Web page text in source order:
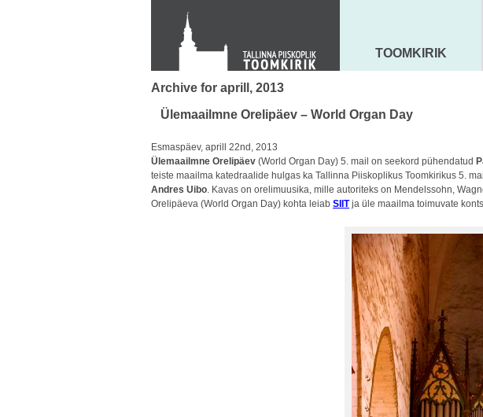
KONTAKT
Toom-Kooli 6, 10130 TALLINN
tallinna.toom@eelk.ee
MAARJA KIRIK
TOOMKIRIK
Archive for aprill, 2013
Ülemaailmne Orelipäev – World Organ Day
Esmaspäev, aprill 22nd, 2013
Ülemaailmne Orelipäev (World Organ Day) 5. mail on seekord pühendatud
teiste maailma katedraalide hulgas ka Tallinna Piiskoplikus Toomkirikus 5.
Andres Uibo. Kavas on orelimuusika, mille autoriteks on Mendelssohn,
Orelipäeva (World Organ Day) kohta leiab SIITja üle maailma toimuvate